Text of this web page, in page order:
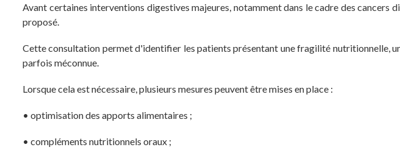
Avant certaines interventions digestives majeures, notamment dans le cadre des cancers
proposé.
Cette consultation permet d'identifier les patients présentant une fragilité nutritionnelle,
parfois méconnue.
Lorsque cela est nécessaire, plusieurs mesures peuvent être mises en place :
• optimisation des apports alimentaires ;
• compléments nutritionnels oraux ;